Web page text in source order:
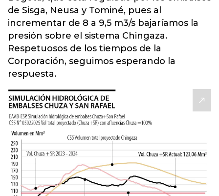
de Sisga, Neusa y Tominé, pues al
incrementar de 8 a 9,5 m3/s bajaríamos la
presión sobre el sistema Chingaza.
Respetuosos de los tiempos de la
Corporación, seguimos esperando la
respuesta.